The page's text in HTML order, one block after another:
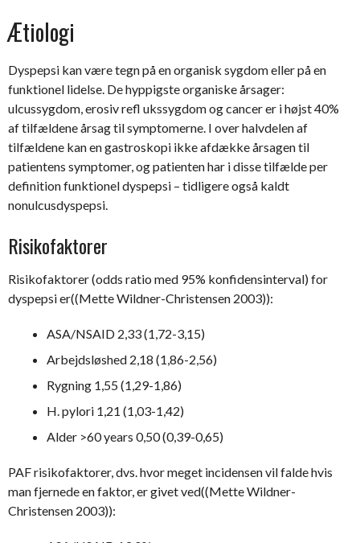
Ætiologi
Dyspepsi kan være tegn på en organisk sygdom eller på en
funktionel lidelse. De hyppigste organiske årsager:
ulcussygdom, erosiv refl ukssygdom og cancer er i højst 40%
af tilfældene årsag til symptomerne. I over halvdelen af
tilfældene kan en gastroskopi ikke afdække årsagen til
patientens symptomer, og patienten har i disse tilfælde per
definition funktionel dyspepsi – tidligere også kaldt
nonulcusdyspepsi.
Risikofaktorer
Risikofaktorer (odds ratio med 95% konfidensinterval) for
dyspepsi er((Mette Wildner-Christensen 2003)):
ASA/NSAID 2,33 (1,72-3,15)
Arbejdsløshed 2,18 (1,86-2,56)
Rygning 1,55 (1,29-1,86)
H. pylori 1,21 (1,03-1,42)
Alder >60 years 0,50 (0,39-0,65)
PAF risikofaktorer, dvs. hvor meget incidensen vil falde hvis
man fjernede en faktor, er givet ved((Mette Wildner-
Christensen 2003)):